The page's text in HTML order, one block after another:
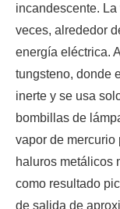
incandescente.
veces, alrededor
energía eléctrica.
tungsteno, donde
inerte y se usa
bombillas de
vapor de mercurio
haluros metálicos
como resultado
de salida de